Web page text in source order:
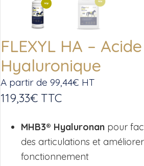
FLEXYL HA – Acide
Hyaluronique
A partir de 99,44€ HT
119,33€ TTC
MHB3® Hyaluronan pour
des articulations et
fonctionnement